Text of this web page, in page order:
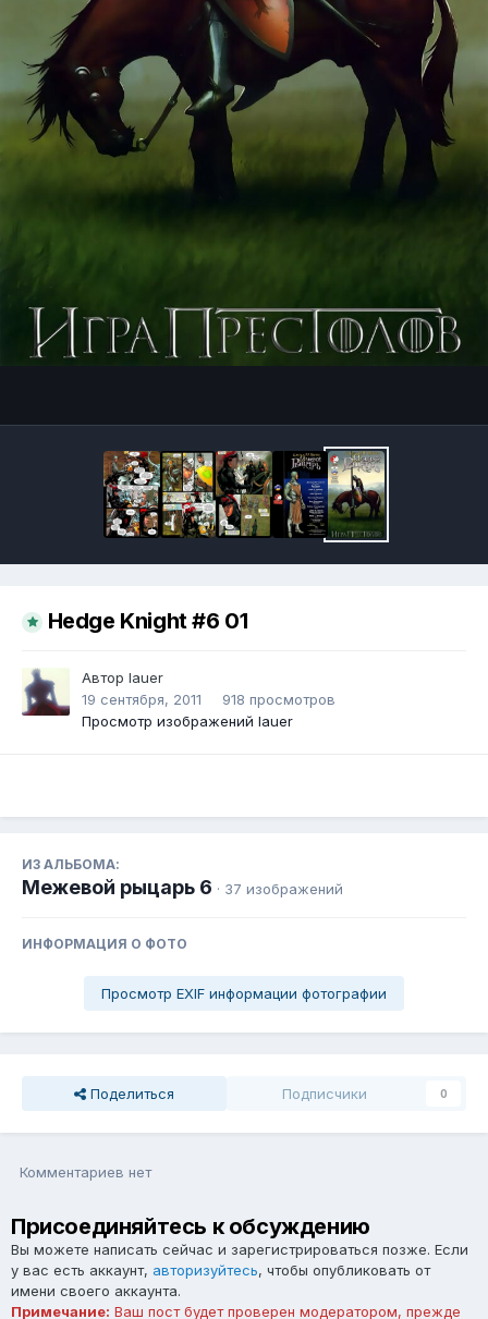
Hedge Knight #6 01
Автор lauer
19 сентября, 2011
918 просмотров
Просмотр изображений lauer
ИЗ АЛЬБОМА:
Межевой рыцарь 6 · 37 изображений
ИНФОРМАЦИЯ О ФОТО
Просмотр EXIF информации фотографии
Поделиться Подписчики 0
Комментариев нет
Присоединяйтесь к обсуждению
Вы можете написать сейчас и зарегистрироваться позже. Если
у вас есть аккаунт, авторизуйтесь, чтобы опубликовать от
имени своего аккаунта.
Примечание: Ваш пост будет проверен модератором, прежде